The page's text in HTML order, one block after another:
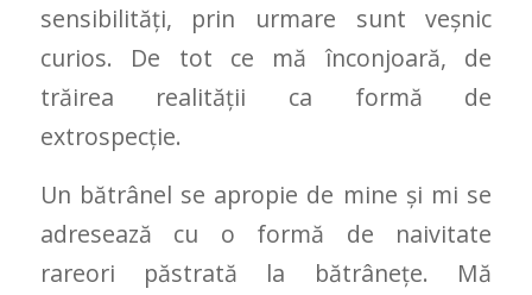
sensibilități, prin urmare sunt veșnic
curios. De tot ce mă înconjoară, de
trăirea realității ca formă de
extrospecție.
Un bătrânel se apropie de mine și mi se
adresează cu o formă de naivitate
rareori păstrată la bătrânețe. Mă